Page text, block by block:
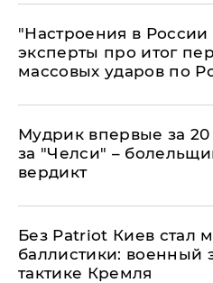
"Настроения в
эксперты про итог
массовых ударов по
Мудрик впервые за
за "Челси" –
вердикт
​Без Patriot Киев стал
баллистики: военный
тактике Кремля